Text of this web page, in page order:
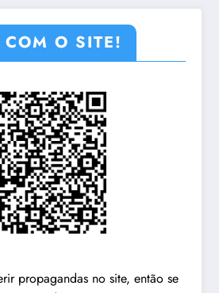
O SITE!
propagandas no site, então se